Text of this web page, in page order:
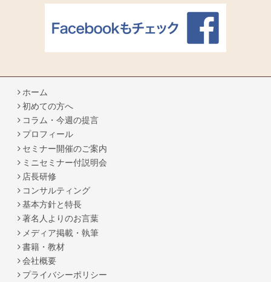
ホーム
初めての方へ
コラム・今週の提言
プロフィール
セミナー開催のご案内
ミニセミナー付説明会
店長研修
コンサルティング
基本方針と特長
著名人よりのお言葉
メディア掲載・執筆
書籍・教材
会社概要
プライバシーポリシー